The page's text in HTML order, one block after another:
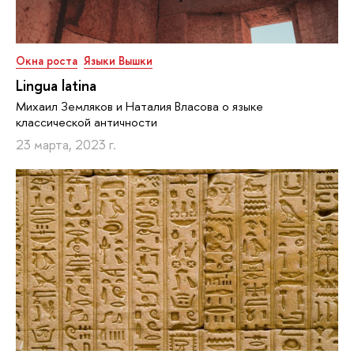
Окна роста Языки Вышки
Lingua latina
Михаил Земляков и Наталия Власова о языке
классической античности
23 марта, 2023 г.